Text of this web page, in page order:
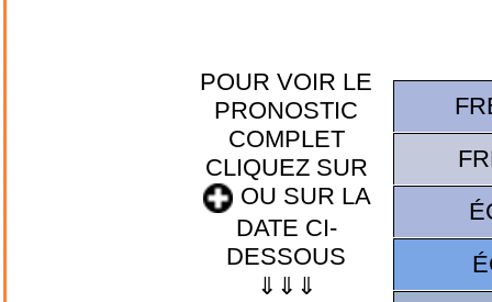
POUR VOIR LE
PRONOSTIC
COMPLET
CLIQUEZ SUR
OU SUR LA
DATE CI-
DESSOUS
⇓⇓⇓